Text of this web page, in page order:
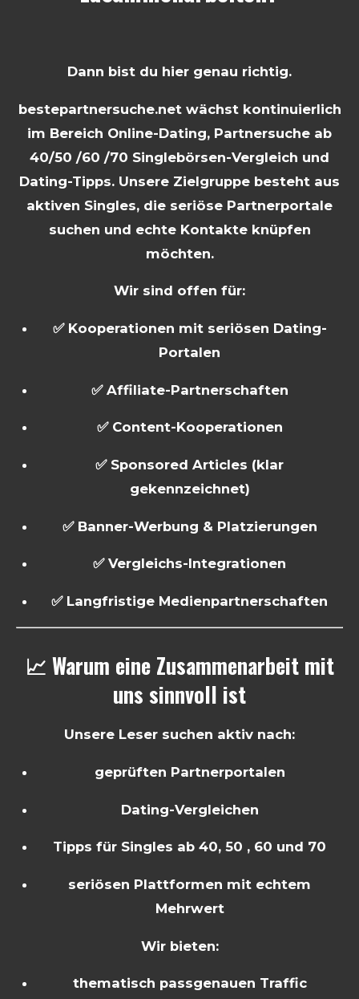
Dann bist du hier genau richtig.
bestepartnersuche.net wächst kontinuierlich
im Bereich Online-Dating, Partnersuche ab
40/50 /60 /70 Singlebörsen-Vergleich und
Dating-Tipps. Unsere Zielgruppe besteht aus
aktiven Singles, die seriöse Partnerportale
suchen und echte Kontakte knüpfen
möchten.
Wir sind offen für:
✅ Kooperationen mit seriösen Dating-
Portalen
✅ Affiliate-Partnerschaften
✅ Content-Kooperationen
✅ Sponsored Articles (klar
gekennzeichnet)
✅ Banner-Werbung & Platzierungen
✅ Vergleichs-Integrationen
✅ Langfristige Medienpartnerschaften
📈 Warum eine Zusammenarbeit mit
uns sinnvoll ist
Unsere Leser suchen aktiv nach:
geprüften Partnerportalen
Dating-Vergleichen
Tipps für Singles ab 40, 50 , 60 und 70
seriösen Plattformen mit echtem
Mehrwert
Wir bieten:
thematisch passgenauen Traffic